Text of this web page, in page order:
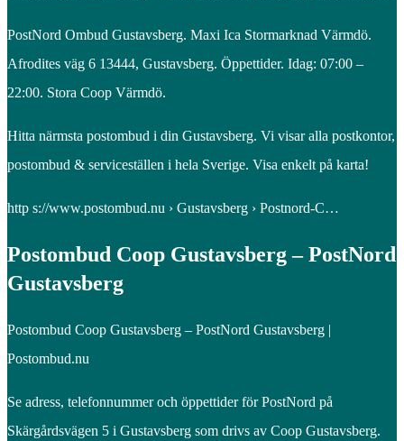
PostNord Ombud Gustavsberg. Maxi Ica Stormarknad Värmdö.
Afrodites väg 6 13444, Gustavsberg. Öppettider. Idag: 07:00 –
22:00. Stora Coop Värmdö.
Hitta närmsta postombud i din Gustavsberg. Vi visar alla postkontor,
postombud & serviceställen i hela Sverige. Visa enkelt på karta!
http s://www.postombud.nu › Gustavsberg › Postnord-C…
Postombud Coop Gustavsberg – PostNord
Gustavsberg
Postombud Coop Gustavsberg – PostNord Gustavsberg |
Postombud.nu
Se adress, telefonnummer och öppettider för PostNord på
Skärgårdsvägen 5 i Gustavsberg som drivs av Coop Gustavsberg.